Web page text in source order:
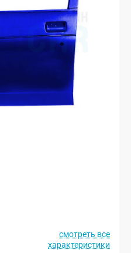
смотреть все
характеристики